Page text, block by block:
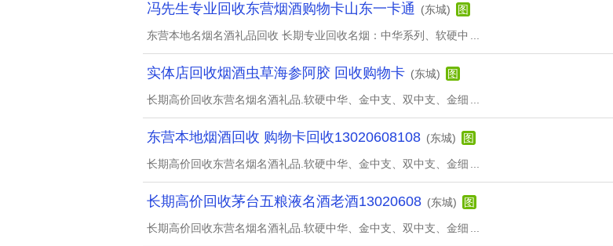
冯先生专业回收东营烟酒购物卡山东一卡通 (东城) 图
东营本地名烟名酒礼品回收 长期专业回收名烟：中华系列、软硬中
实体店回收烟酒虫草海参阿胶 回收购物卡 (东城) 图
长期高价回收东营名烟名酒礼品.软硬中华、金中支、双中支、金细
东营本地烟酒回收 购物卡回收13020608108 (东城) 图
长期高价回收东营名烟名酒礼品.软硬中华、金中支、双中支、金细
长期高价回收茅台五粮液名酒老酒13020608 (东城) 图
长期高价回收东营名烟名酒礼品.软硬中华、金中支、双中支、金细